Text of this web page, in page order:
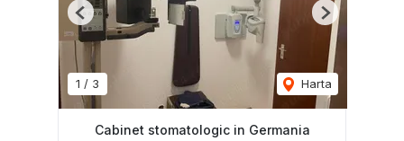
1 / 3 Harta
Previous Next
Cabinet stomatologic in Germania